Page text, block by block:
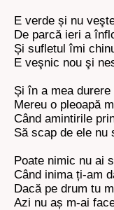
E verde și nu
De parcă ieri a
Și sufletul îmi
E veşnic nou şi
Și în a mea durere
Mereu o pleoapă
Când amintirile
Să scap de ele nu
Poate nimic nu ai
Când inima ți-am
Dacă pe drum tu
Azi nu aș m-ai